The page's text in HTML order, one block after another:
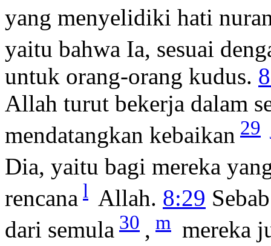
yang menyelidiki hati
yaitu bahwa Ia, sesuai
untuk orang-orang kudus.
Allah turut bekerja dalam
mendatangkan kebaikan 29
Dia, yaitu bagi mereka
rencana l Allah. 8:29
dari semula 30 , m mereka